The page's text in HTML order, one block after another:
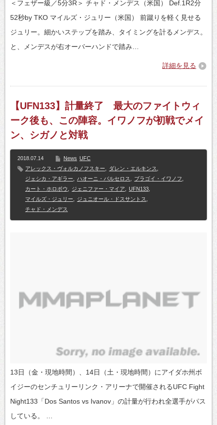
＜フェザー級／5分3R＞ チャド・メンデス（米国） Def.1R2分
52秒by TKO マイルズ・ジュリー（米国） 前蹴りを軽く見せる
ジュリー。細かいステップを踏み、タイミングを計るメンデス。
と、メンデスが右オーバーハンドで踏み…
詳細を見る
【UFN133】計量終了 最大のファイトウィ
ーク後も、この陣容。イワノフが初戦でメイ
ン、シガノと対戦
2018.07.14 News UFC
アレックス・ヴォルカノフスキー
ダレン・エルキンス
ジェシカ・アギラー
ハオーニ・バルセロス ブラゴイ・イワノフ
カート・ホロボウ
ジェニファー・マイア UFN133
マイルズ・ジュリー
ジュニオール・ドスサントス
チャド・メンデス
13日（金・現地時間）、14日（土・現地時間）にアイダホ州ボ
イジーのセンチュリーリンク・アリーナで開催されるUFC Fight
Night133「Dos Santos vs Ivanov」の計量が行われ全選手がパス
している。 …